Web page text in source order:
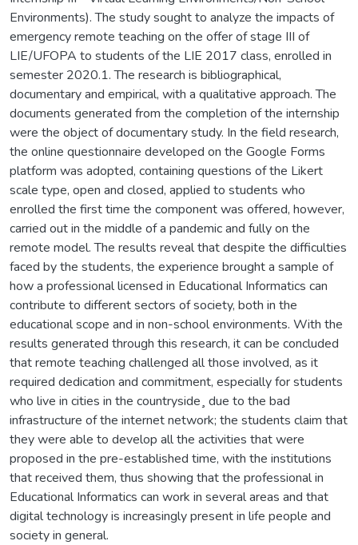
Environments). The study sought to analyze the impacts of
emergency remote teaching on the offer of stage III of
LIE/UFOPA to students of the LIE 2017 class, enrolled in
semester 2020.1. The research is bibliographical,
documentary and empirical, with a qualitative approach. The
documents generated from the completion of the internship
were the object of documentary study. In the field research,
the online questionnaire developed on the Google Forms
platform was adopted, containing questions of the Likert
scale type, open and closed, applied to students who
enrolled the first time the component was offered, however,
carried out in the middle of a pandemic and fully on the
remote model. The results reveal that despite the difficulties
faced by the students, the experience brought a sample of
how a professional licensed in Educational Informatics can
contribute to different sectors of society, both in the
educational scope and in non-school environments. With the
results generated through this research, it can be concluded
that remote teaching challenged all those involved, as it
required dedication and commitment, especially for students
who live in cities in the countryside¸ due to the bad
infrastructure of the internet network; the students claim that
they were able to develop all the activities that were
proposed in the pre-established time, with the institutions
that received them, thus showing that the professional in
Educational Informatics can work in several areas and that
digital technology is increasingly present in life people and
society in general.